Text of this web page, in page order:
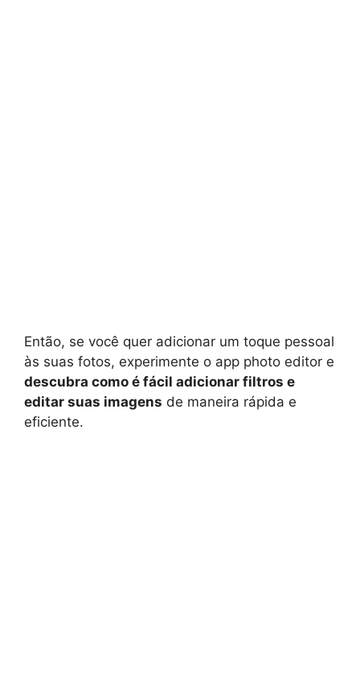
Então, se você quer adicionar um toque pessoal
às suas fotos, experimente o app photo editor e
descubra como é fácil adicionar filtros e
editar suas imagens de maneira rápida e
eficiente.